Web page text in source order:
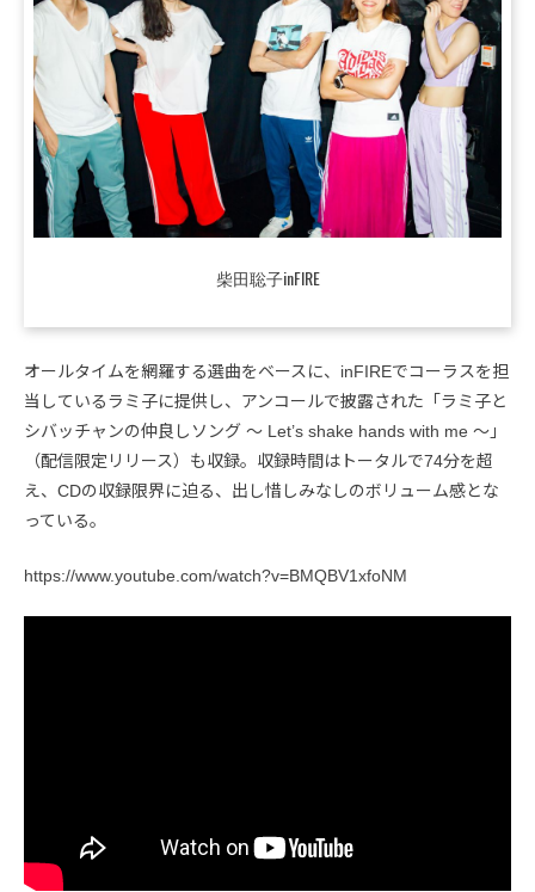
柴田聡子inFIRE
オールタイムを網羅する選曲をベースに、inFIREでコーラスを担
当しているラミ子に提供し、アンコールで披露された「ラミ子と
シバッチャンの仲良しソング 〜 Let’s shake hands with me 〜」
（配信限定リリース）も収録。収録時間はトータルで74分を超
え、CDの収録限界に迫る、出し惜しみなしのボリューム感とな
っている。
https://www.youtube.com/watch?v=BMQBV1xfoNM